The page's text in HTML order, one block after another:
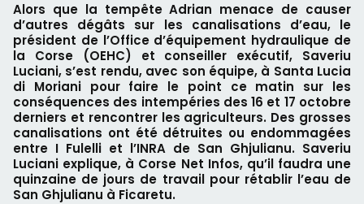
Alors que la tempête Adrian menace de causer
d’autres dégâts sur les canalisations d’eau, le
président de l’Office d’équipement hydraulique de
la Corse (OEHC) et conseiller exécutif, Saveriu
Luciani, s’est rendu, avec son équipe, à Santa Lucia
di Moriani pour faire le point ce matin sur les
conséquences des intempéries des 16 et 17 octobre
derniers et rencontrer les agriculteurs. Des grosses
canalisations ont été détruites ou endommagées
entre I Fulelli et l’INRA de San Ghjulianu. Saveriu
Luciani explique, à Corse Net Infos, qu’il faudra une
quinzaine de jours de travail pour rétablir l’eau de
San Ghjulianu à Ficaretu.